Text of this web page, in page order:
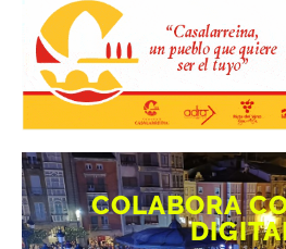
COLABORA